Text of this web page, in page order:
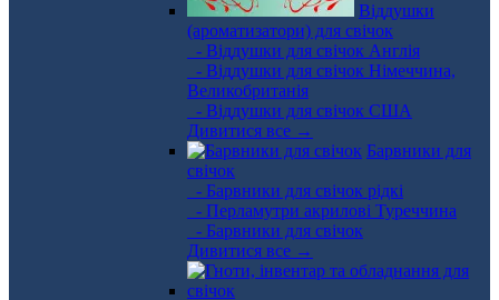
Віддушки
(ароматизатори) для свічок
- Віддушки для свічок Англія
- Віддушки для свічок Німеччина,
Великобританія
- Віддушки для свічок США
Дивитися все →
Барвники для
свічок
- Барвники для свічок рідкі
- Перламутри акрилові Туреччина
- Барвники для свічок
Дивитися все →